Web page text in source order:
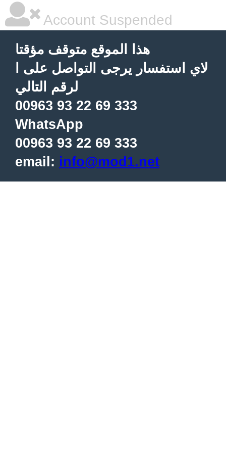
Account Suspended
هذا الموقع متوقف مؤقتا
لاي استفسار يرجى التواصل على ا
لرقم التالي
00963 93 22 69 333
WhatsApp
00963 93 22 69 333
email: info@mod1.net